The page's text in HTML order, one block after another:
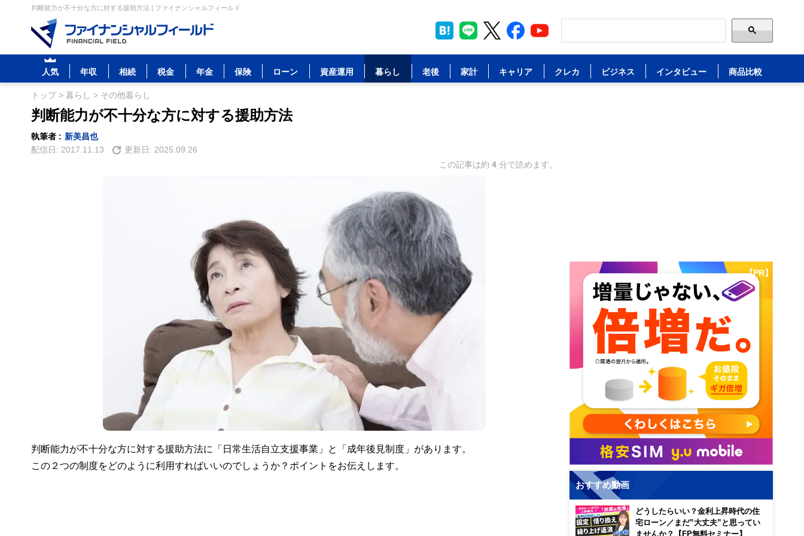
判断能力が不十分な方に対する援助方法 | ファイナンシャルフィールド
人気 年収 相続 税金 年金 保険 ローン 資産運用 暮らし 老後 家計 キャリア クレカ ビジネス インタビュー 商品比較
トップ> 暮らし > その他暮らし
判断能力が不十分な方に対する援助方法
執筆者 : 新美昌也
配信日: 2017.11.13 更新日: 2025.09.26
この記事は約 4 分で読めます。
判断能力が不十分な方に対する援助方法に「日常生活自立支援事業」と「成年後見制度」があります。
この２つの制度をどのように利用すればいいのでしょうか？ポイントをお伝えします。
【PR】
おすすめ動画
どうしたらいい？金利上昇時代の住
宅ローン／まだ”大丈夫”と思ってい
ませんか？【FP無料セミナー】